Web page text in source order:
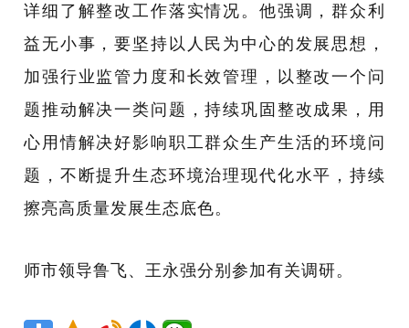
详细了解整改工作落实情况。他强调，群众利
益无小事，要坚持以人民为中心的发展思想，
加强行业监管力度和长效管理 ，以整改一个问
题推动解决一类问题，持续巩固整改成果， 用
心用情解决好影响职工群众生产生活的环境问
题，不断提升生态环境治理现代化水平，持续
擦亮高质量发展生态底色。
师市领导鲁飞、王永强分别参加有关调研。